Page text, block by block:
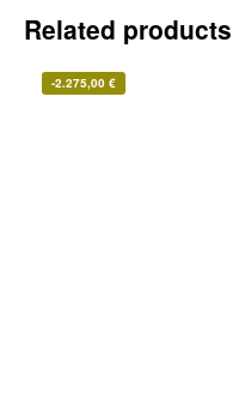
Related products
-2.275,00 €